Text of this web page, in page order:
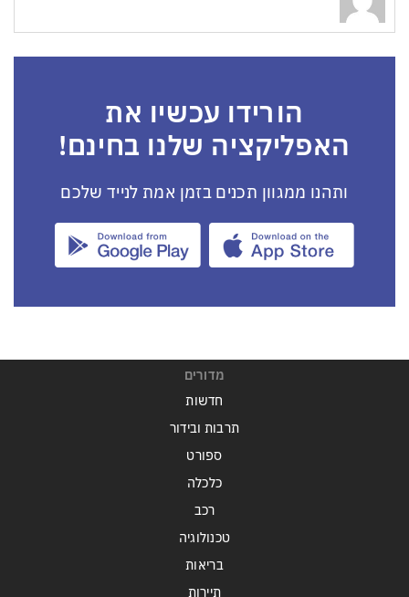
הורידו עכשיו את
האפליקציה שלנו בחינם!
ותהנו ממגוון תכנים בזמן אמת לנייד שלכם
מדורים
חדשות
תרבות ובידור
ספורט
כלכלה
רכב
טכנולוגיה
בריאות
תיירות